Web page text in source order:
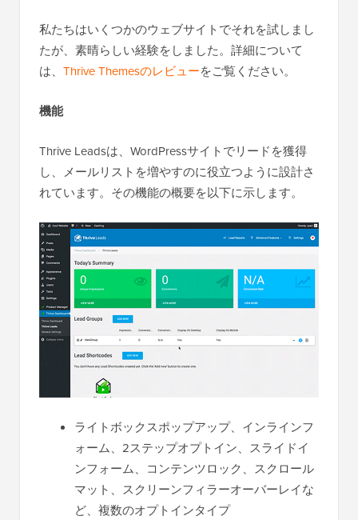
私たちはいくつかのウェブサイトでそれを試しまし
たが、素晴らしい経験をしました。詳細について
は、 Thrive Themesのレビューをご覧ください。
機能
Thrive Leadsは、WordPressサイトでリードを獲得
し、メールリストを増やすのに役立つように設計さ
れています。その機能の概要を以下に示します。
ライトボックスポップアップ、インラインフ
ォーム、2ステップオプトイン、スライドイ
ンフォーム、コンテンツロック、スクロール
マット、スクリーンフィラーオーバーレイな
ど、複数のオプトインタイプ